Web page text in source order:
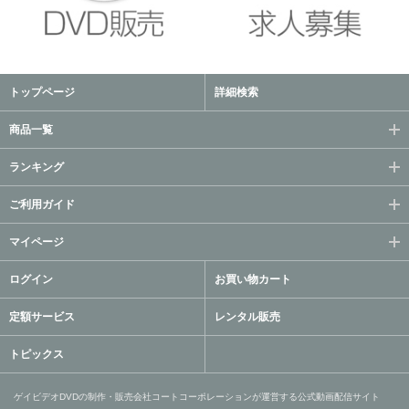
トップページ 詳細検索
商品一覧
ランキング
ご利用ガイド
マイページ
ログイン お買い物カート
定額サービス レンタル販売
トピックス
ゲイビデオDVDの制作・販売会社コートコーポレーションが運営する公式動画配信サイト